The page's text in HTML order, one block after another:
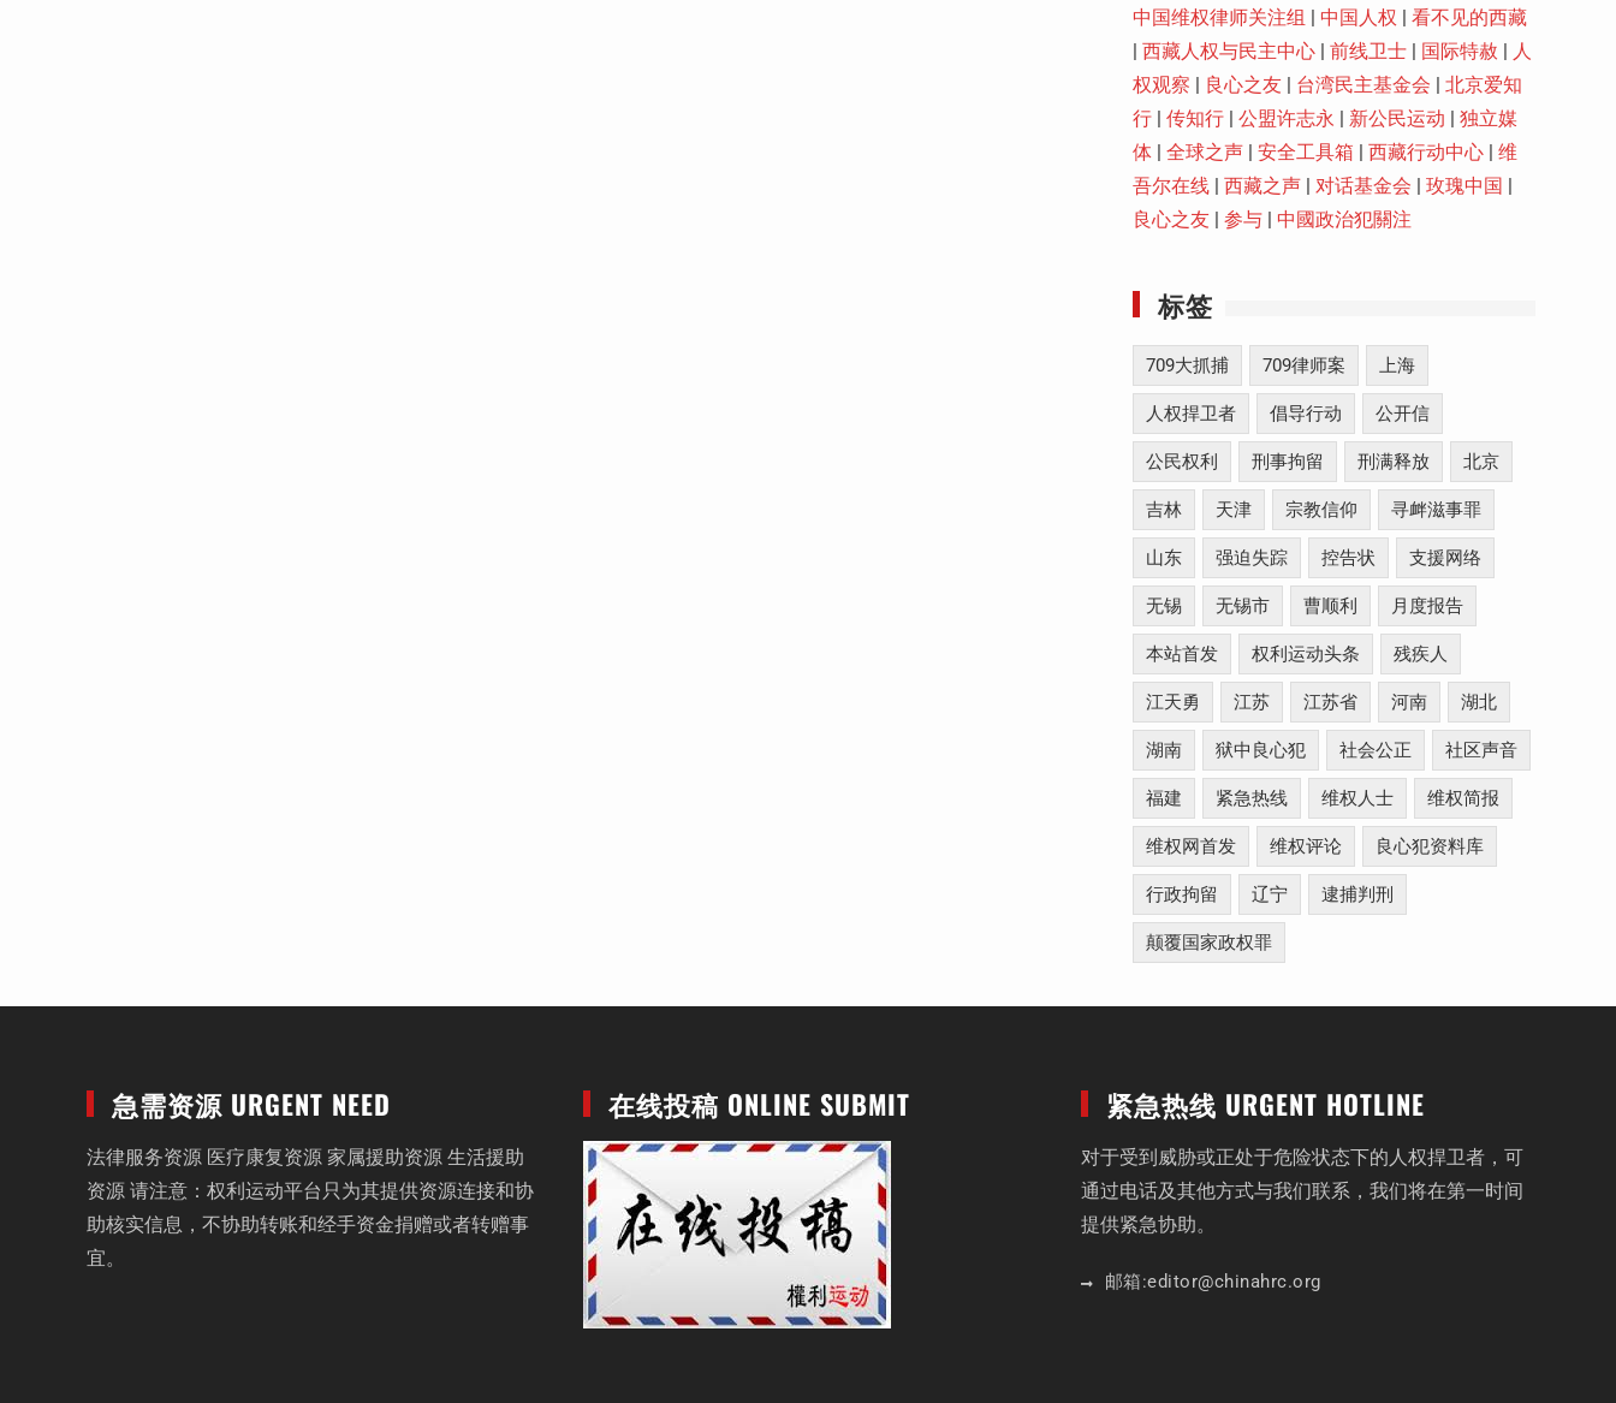
中国维权律师关注组 | 中国人权 | 看不见的西藏
| 西藏人权与民主中心 | 前线卫士 | 国际特赦 | 人
权观察 | 良心之友 | 台湾民主基金会 | 北京爱知
行 | 传知行 | 公盟许志永 | 新公民运动 | 独立媒
体 | 全球之声 | 安全工具箱 | 西藏行动中心 | 维
吾尔在线 | 西藏之声 | 对话基金会 | 玫瑰中国 |
良心之友 | 参与 | 中國政治犯關注
标签
709大抓捕 709律师案 上海
人权捍卫者 倡导行动 公开信
公民权利 刑事拘留 刑满释放 北京
吉林 天津 宗教信仰 寻衅滋事罪
山东 强迫失踪 控告状 支援网络
无锡 无锡市 曹顺利 月度报告
本站首发 权利运动头条 残疾人
江天勇 江苏 江苏省 河南 湖北
湖南 狱中良心犯 社会公正 社区声音
福建 紧急热线 维权人士 维权简报
维权网首发 维权评论 良心犯资料库
行政拘留 辽宁 逮捕判刑
颠覆国家政权罪
急需资源 URGENT NEED
法律服务资源 医疗康复资源 家属援助资源 生活援助
资源 请注意：权利运动平台只为其提供资源连接和协
助核实信息，不协助转账和经手资金捐赠或者转赠事
宜。
在线投稿 ONLINE SUBMIT 紧急热线 URGENT HOTLINE
对于受到威胁或正处于危险状态下的人权捍卫者，可
通过电话及其他方式与我们联系，我们将在第一时间
提供紧急协助。
邮箱:editor@chinahrc.org